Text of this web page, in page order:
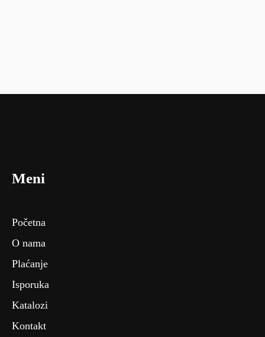
Meni
Početna
O nama
Plaćanje
Isporuka
Katalozi
Kontakt